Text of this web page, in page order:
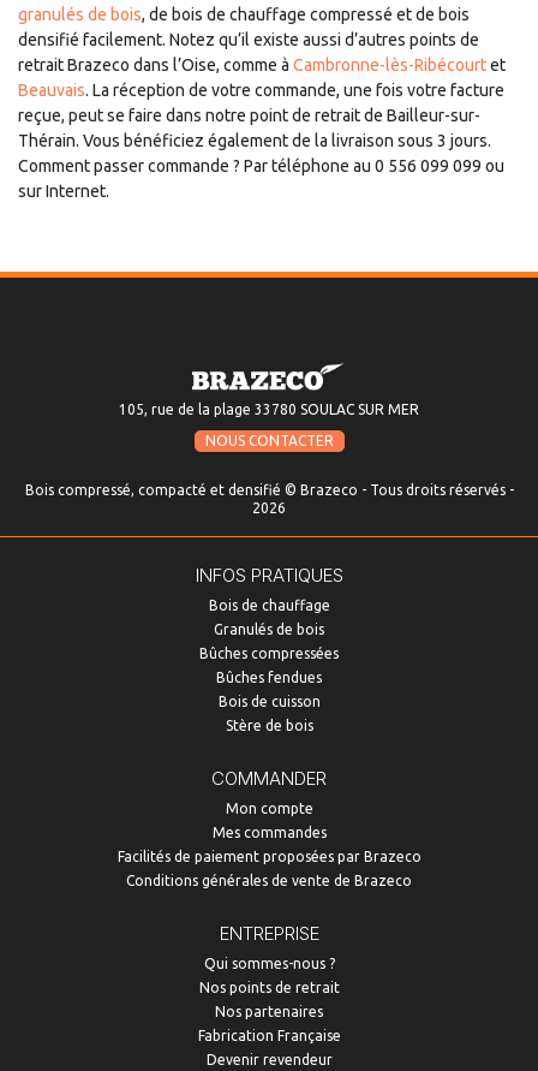
granulés de bois, de bois de chauffage compressé et de bois
densifié facilement. Notez qu’il existe aussi d’autres points de
retrait Brazeco dans l’Oise, comme à Cambronne-lès-Ribécourtet
Beauvais. La réception de votre commande, une fois votre facture
reçue, peut se faire dans notre point de retrait de Bailleur-sur-
Thérain. Vous bénéficiez également de la livraison sous 3 jours.
Comment passer commande ? Par téléphone au 0 556 099 099 ou
sur Internet.
105, rue de la plage 33780 SOULAC SUR MER
NOUS CONTACTER
Bois compressé, compacté et densifié © Brazeco - Tous droits réservés -
2026
INFOS PRATIQUES
Bois de chauffage
Granulés de bois
Bûches compressées
Bûches fendues
Bois de cuisson
Stère de bois
COMMANDER
Mon compte
Mes commandes
Facilités de paiement proposées par Brazeco
Conditions générales de vente de Brazeco
ENTREPRISE
Qui sommes-nous ?
Nos points de retrait
Nos partenaires
Fabrication Française
Devenir revendeur